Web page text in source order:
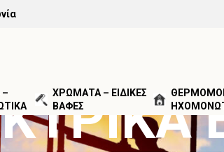
–
ΧΡΩΜΑΤΑ – ΕΙΔΙΚΕΣ
ΒΑΦΕΣ